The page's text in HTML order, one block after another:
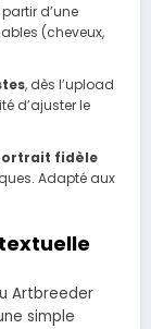
d’une
(cheveux,
, dès l’upload
d’ajuster le
fidèle
Adapté aux
Artbreeder
simple